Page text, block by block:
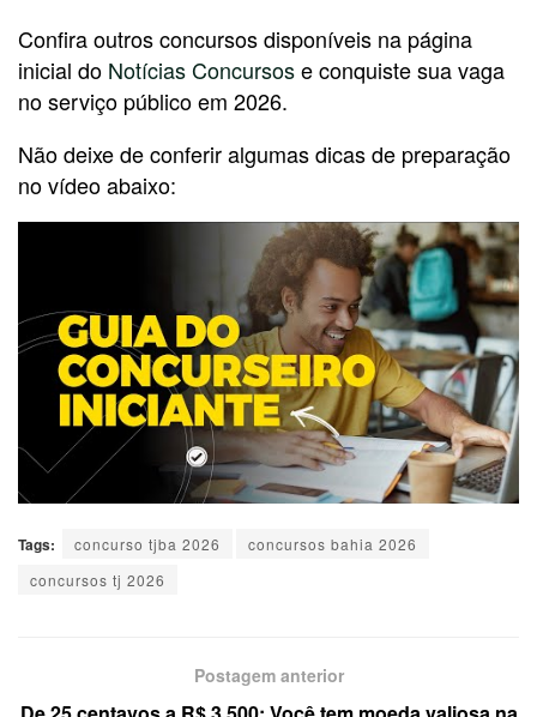
Confira outros concursos disponíveis na página
inicial do Notícias Concursose conquiste sua vaga
no serviço público em 2026.
Não deixe de conferir algumas dicas de preparação
no vídeo abaixo:
Tags: concurso tjba 2026
concursos bahia 2026
concursos tj 2026
Postagem anterior